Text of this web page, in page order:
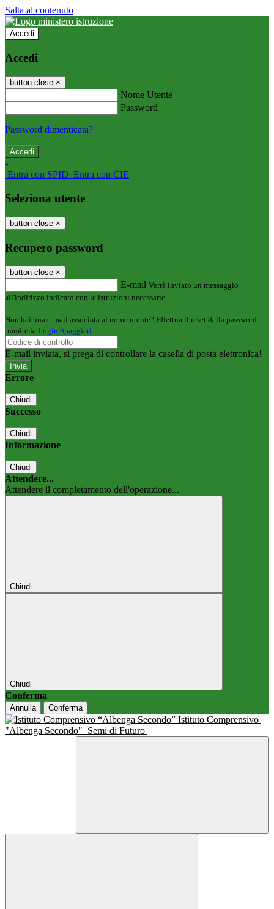
Salta al contenuto
Accedi
Accedi
button close ×
Nome Utente
Password
Password dimenticata?
-
Entra con SPID Entra con CIE
Seleziona utente
button close ×
Recupero password
button close ×
E-mail Verrà inviato un messaggio
all'indirizzo indicato con le istruzioni necessarie.
Non hai una e-mail associata al nome utente? Effettua il reset della password
tramite la Login Spaggiari
E-mail inviata, si prega di controllare la casella di posta elettronica!
Errore
Chiudi
Successo
Chiudi
Informazione
Chiudi
Attendere...
Attendere il completamento dell'operazione...
Chiudi
Chiudi
Conferma
Annulla Conferma
Istituto Comprensivo
"Albenga Secondo" Semi di Futuro